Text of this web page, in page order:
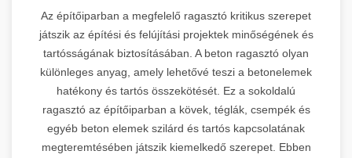
Az építőiparban a megfelelő ragasztó kritikus szerepet
játszik az építési és felújítási projektek minőségének és
tartósságának biztosításában. A beton ragasztó olyan
különleges anyag, amely lehetővé teszi a betonelemek
hatékony és tartós összekötését. Ez a sokoldalú
ragasztó az építőiparban a kövek, téglák, csempék és
egyéb beton elemek szilárd és tartós kapcsolatának
megteremtésében játszik kiemelkedő szerepet. Ebben